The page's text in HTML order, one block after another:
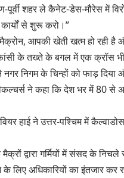
पूर्वी शहर ले कैनेट-डेस-मौरेस में
से शुरू करो।”
आपकी खेती खत्म हो रही
के तख्ते के बगल में एक क्रॉस
नगर निगम के चिन्हों को फाड़
ने कहा कि देश भर में 80 से
हाई ने उत्तर-पश्चिम में
मैक्रों द्वारा गर्मियों में संसद के
के लिए अधिकारियों का इंतजार